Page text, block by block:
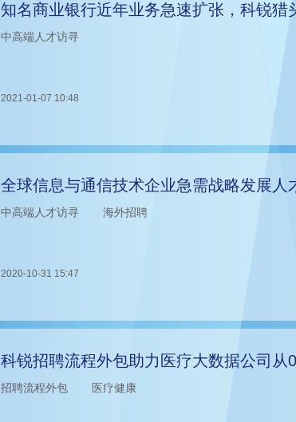
知名商业银行近年业务急速扩张，科锐猎
中高端人才访寻
2021-01-07 10:48
全球信息与通信技术企业急需战略发展人
中高端人才访寻 海外招聘
2020-10-31 15:47
科锐招聘流程外包助力医疗大数据公司从
招聘流程外包 医疗健康